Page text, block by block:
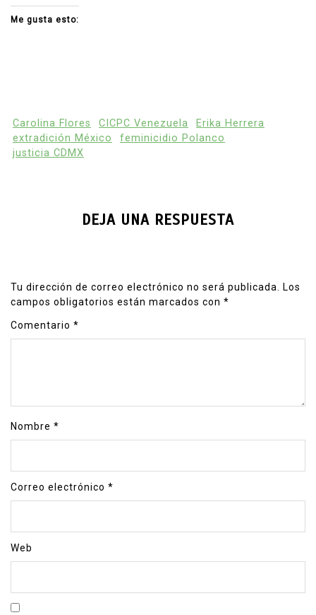
Me gusta esto:
Carolina Flores CICPC Venezuela
Erika Herrera
extradición México
feminicidio Polanco
justicia CDMX
DEJA UNA RESPUESTA
Tu dirección de correo electrónico no será publicada.
Los
campos obligatorios están marcados con *
Comentario *
Nombre *
Correo electrónico *
Web